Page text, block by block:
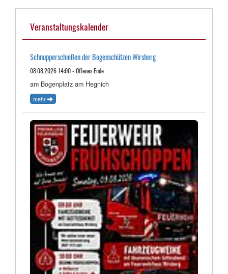
Veranstaltungskalender
Schnupperschießen der Bogenschützen Wirsberg
08.08.2026 14:00 - Offenes Ende
am Bogenplatz am Hegnich
mehr